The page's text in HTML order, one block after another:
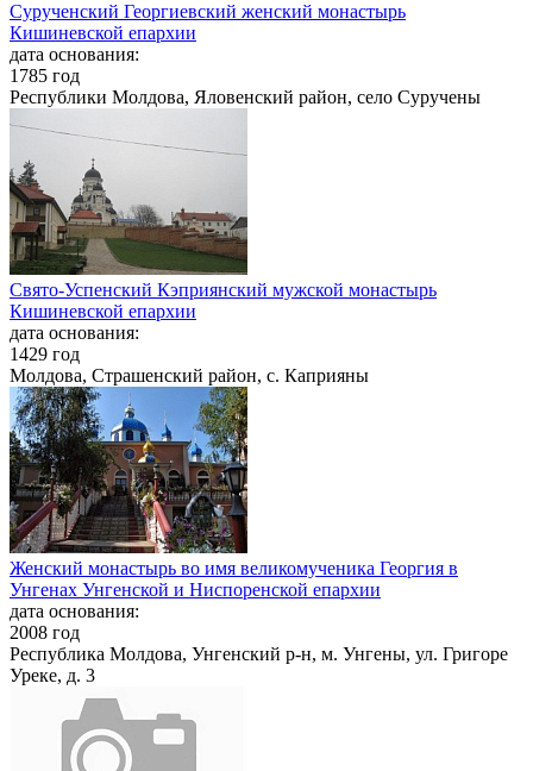
Сурученский Георгиевский женский монастырь
Кишиневской епархии
дата основания:
1785 год
Республики Молдова, Яловенский район, село Суручены
Свято-Успенский Кэприянский мужской монастырь
Кишиневской епархии
дата основания:
1429 год
Молдова, Страшенский район, с. Каприяны
Женский монастырь во имя великомученика Георгия в
Унгенах Унгенской и Ниспоренской епархии
дата основания:
2008 год
Республика Молдова, Унгенский р-н, м. Унгены, ул. Григоре
Уреке, д. 3